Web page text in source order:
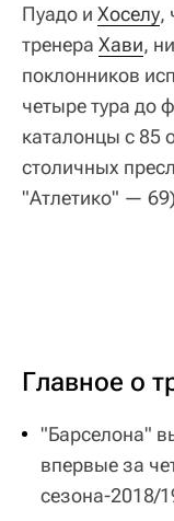
Пуадо и Хоселу,
тренера Хави,
поклонников
четыре тура до
каталонцы с 85
столичных
"Атлетико" —
Главное о
"Барселона"
впервые за
сезона-2018/